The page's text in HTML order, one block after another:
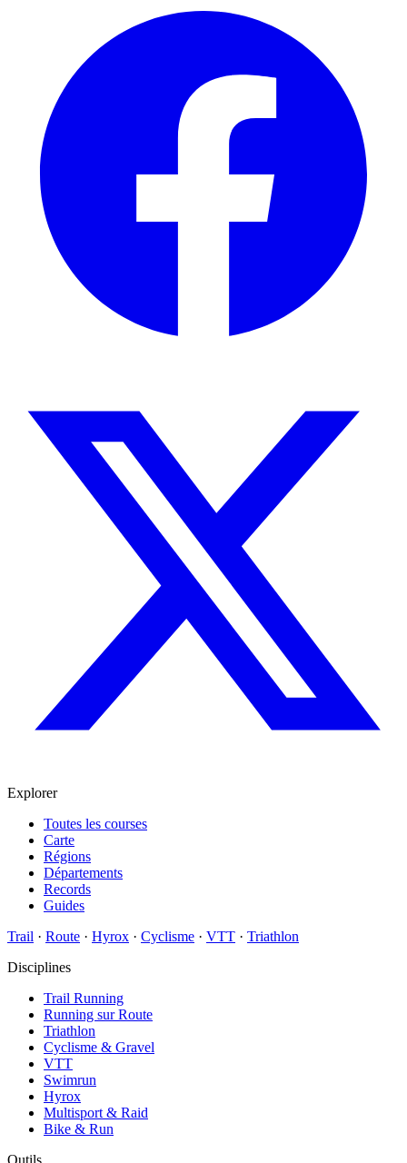
Explorer
Toutes les courses
Carte
Régions
Départements
Records
Guides
Trail · Route · Hyrox · Cyclisme · VTT · Triathlon
Disciplines
Trail Running
Running sur Route
Triathlon
Cyclisme & Gravel
VTT
Swimrun
Hyrox
Multisport & Raid
Bike & Run
Outils